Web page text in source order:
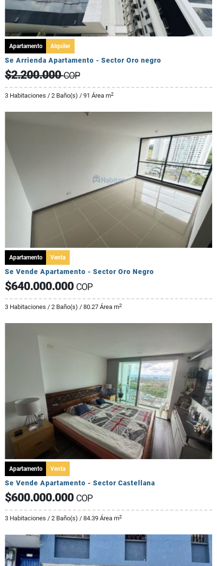
Apartamento Alquiler
Se Arrienda Apartamento - Sector Oro negro
$2.200.000COP
3 Habitaciones / 2 Baño(s) / 91 Área m2
Apartamento Venta
Se Vende Apartamento - Sector Oro Negro
$640.000.000 COP
3 Habitaciones / 2 Baño(s) / 80.27 Área m2
Apartamento Venta
Se Vende Apartamento - Sector Castellana
$600.000.000 COP
3 Habitaciones / 2 Baño(s) / 84.39 Área m2